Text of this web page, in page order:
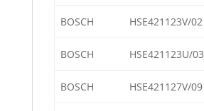
BOSCH HSE421123V/02
BOSCH HSE421123U/03
BOSCH HSE421127V/09